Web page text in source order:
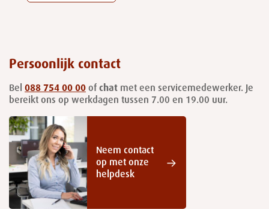
Persoonlijk contact
Bel 088 754 00 00 of chat met een servicemedewerker. Je
bereikt ons op werkdagen tussen 7.00 en 19.00 uur.
Neem contact
op met onze
helpdesk